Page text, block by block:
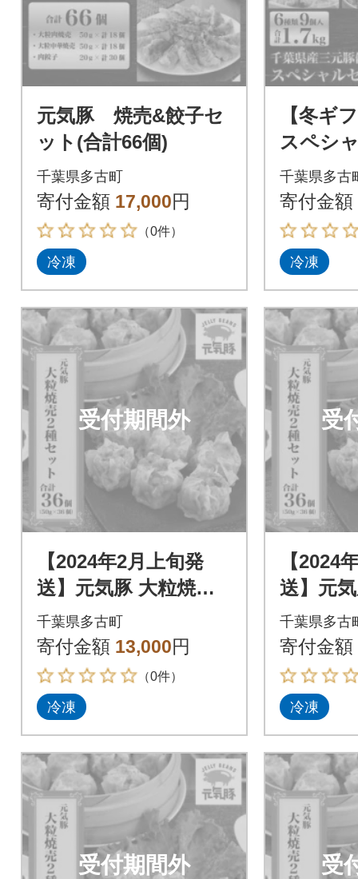
元気豚 焼売&餃子セ
ット(合計66個)
千葉県多古町
寄付金額 17,000円
（0件）
冷凍
【冬ギ
スペシ
種類9個
千葉県多古
寄付金額
冷凍
受付期間外
【2024年2月上旬発
送】元気豚 大粒焼売2
種セット(2種 合計36
個入)【シュウマイ】
千葉県多古町
寄付金額 13,000円
（0件）
冷凍
受
【2024
送】元
種セッ
個入)【
千葉県多古
寄付金額
冷凍
受付期間外 受